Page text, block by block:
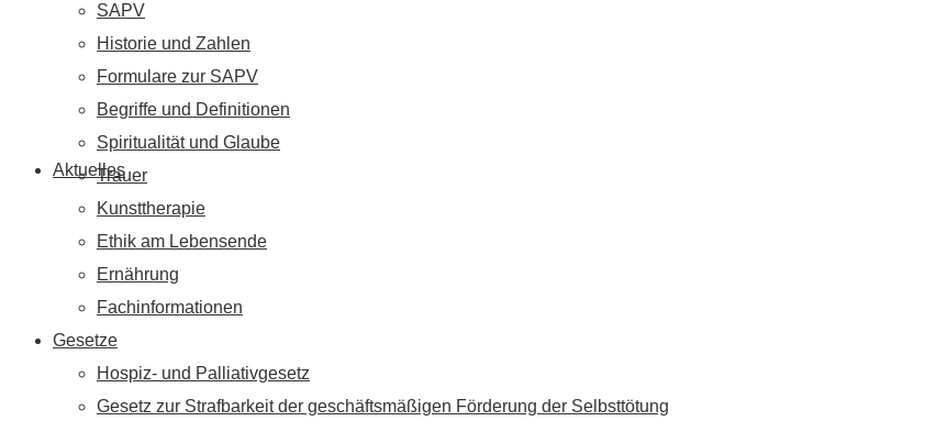
Aktuelles
SAPV
Historie und Zahlen
Formulare zur SAPV
Begriffe und Definitionen
Spiritualität und Glaube
Trauer
Kunsttherapie
Ethik am Lebensende
Ernährung
Fachinformationen
Gesetze
Hospiz- und Palliativgesetz
Gesetz zur Strafbarkeit der geschäftsmäßigen Förderung der Selbsttötung